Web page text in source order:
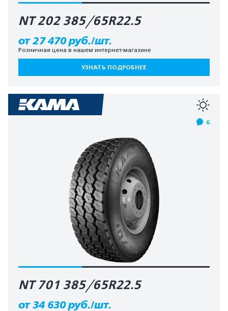
NT 202 385/65R22.5
от 27 470 руб./шт.
Розничная цена в нашем интернет-магазине
УЗНАТЬ ПОДРОБНЕЕ
6
NT 701 385/65R22.5
от 34 630 руб./шт.